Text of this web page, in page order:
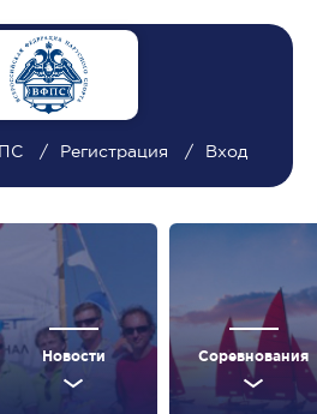
Регистрация Вход
Новости Соревнования